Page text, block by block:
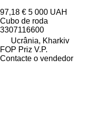
97,18 € 5 000 UAH
Cubo de roda
3307116600
Ucrânia, Kharkiv
FOP Priz V.P.
Contacte o vendedor